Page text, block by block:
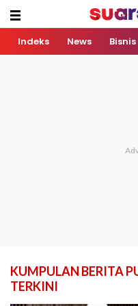
Indeks News Bisnis
KUMPULAN BERITA
TERKINI